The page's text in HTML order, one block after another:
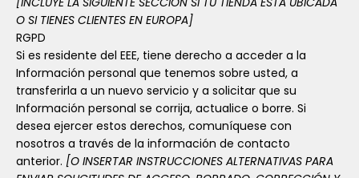
O SI TIENES CLIENTES EN EUROPA]
RGPD
Si es residente del EEE, tiene derecho a acceder a la
Información personal que tenemos sobre usted, a
transferirla a un nuevo servicio y a solicitar que su
Información personal se corrija, actualice o borre. Si
desea ejercer estos derechos, comuníquese con
nosotros a través de la información de contacto
anterior. [O INSERTAR INSTRUCCIONES ALTERNATIVAS PARA